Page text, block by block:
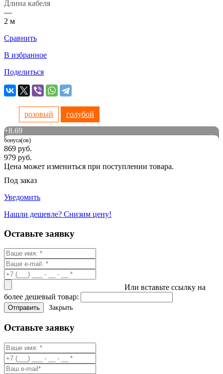
Длина кабеля
—
2 м
Сравнить
В избранное
Поделиться
розовый
голубой
+8.69
бонуса(ов)
869 руб.
979 руб.
Цена может измениться при поступлении товара.
Под заказ
Уведомить
Нашли дешевле? Снизим цену!
Оставьте заявку
Или вставьте ссылку на
более дешевый товар:
Закрыть
Оставьте заявку